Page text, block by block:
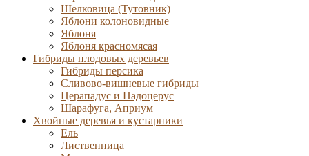
Шелковица (Тутовник)
Яблони колоновидные
Яблоня
Яблоня красномясая
Гибриды плодовых деревьев
Гибриды персика
Сливово-вишневые гибриды
Церападус и Падоцерус
Шарафуга, Априум
Хвойные деревья и кустарники
Ель
Лиственница